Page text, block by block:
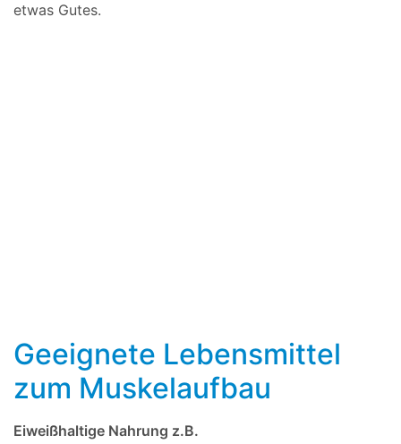
etwas Gutes.
Geeignete Lebensmittel
zum Muskelaufbau
Eiweißhaltige Nahrung z.B.